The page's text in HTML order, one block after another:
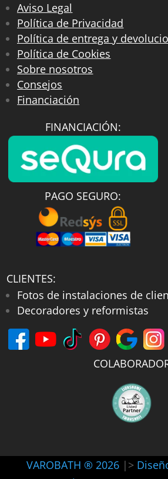
Aviso Legal
Política de Privacidad
Política de entrega y
Política de Cookies
Sobre nosotros
Consejos
Financiación
FINANCIACIÓN:
PAGO SEGURO:
CLIENTES:
Fotos de instalaciones de
Decoradores y reformistas
VAROBATH ® 2026 |>